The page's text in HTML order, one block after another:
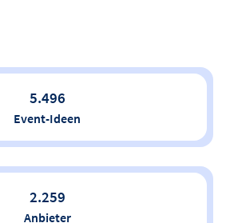
5.496
Event-Ideen
2.259
Anbieter